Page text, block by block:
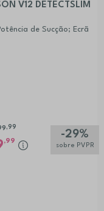
V12 DETECTSLIM
de Sucção; Ecrã
-29%
sobre PVPR
,99
,99